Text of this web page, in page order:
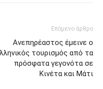
Επόμενο άρθρο
Aνεπηρέαστος έμεινε ο
τουρισμός από τα
πρόσφατα γεγονότα σε
Κινέτα και Μάτι